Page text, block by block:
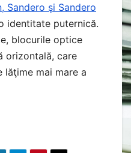
Sandero şi Sandero
identitate puternică.
blocurile optice
orizontală, care
lăţime mai mare a